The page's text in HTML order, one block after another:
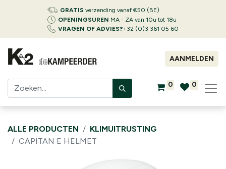
GRATIS verzending vanaf €50 (BE)
OPENINGSUREN MA - ZA van 10u tot 18u
VRAGEN OF ADVIES?+32 (0)3 361 05 60
AANMELDEN
0 0
ALLE PRODUCTEN
KLIMUITRUSTING
CAPITAN E HELMET